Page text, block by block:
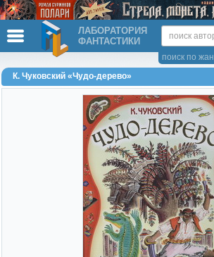
ЛАБОРАТОРИЯ
ФАНТАСТИКИ
поиск по
К. Чуковский «Чудо-дерево»